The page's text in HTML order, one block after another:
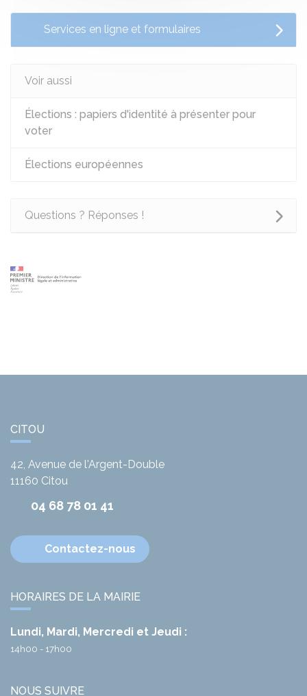
Services en ligne et formulaires
Voir aussi
Élections : papiers d'identité à présenter pour
voter
Élections européennes
Questions ? Réponses !
CITOU
42, Avenue de l'Argent-Double
11160 Citou
04 68 78 01 41
Contactez-nous
HORAIRES DE LA MAIRIE
Lundi, Mardi, Mercredi et Jeudi :
14h00 - 17h00
NOUS SUIVRE